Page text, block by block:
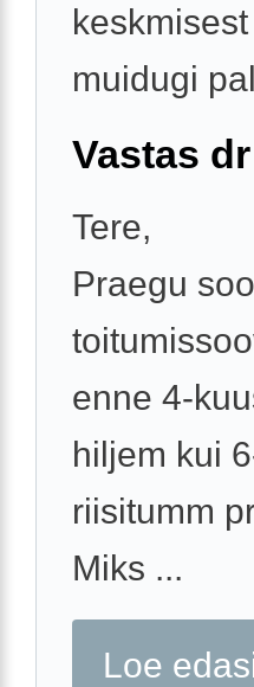
muidugi
Vastas
Tere,
Praegu
enne 4-
hiljem kui
riisitumm
Miks ...
Loe